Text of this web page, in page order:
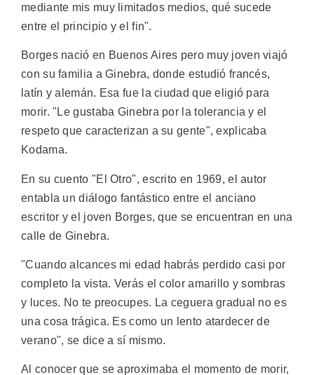
mediante mis muy limitados medios, qué sucede
entre el principio y el fin".
Borges nació en Buenos Aires pero muy joven viajó
con su familia a Ginebra, donde estudió francés,
latín y alemán. Esa fue la ciudad que eligió para
morir. "Le gustaba Ginebra por la tolerancia y el
respeto que caracterizan a su gente", explicaba
Kodama.
En su cuento "El Otro", escrito en 1969, el autor
entabla un diálogo fantástico entre el anciano
escritor y el joven Borges, que se encuentran en una
calle de Ginebra.
"Cuando alcances mi edad habrás perdido casi por
completo la vista. Verás el color amarillo y sombras
y luces. No te preocupes. La ceguera gradual no es
una cosa trágica. Es como un lento atardecer de
verano", se dice a sí mismo.
Al conocer que se aproximaba el momento de morir,